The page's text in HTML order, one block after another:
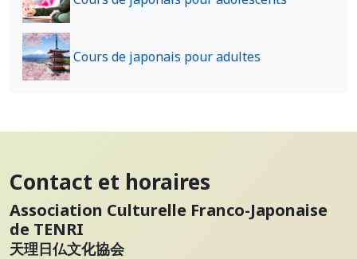
Cours de japonais pour adultes
Contact et horaires
Association Culturelle Franco-Japonaise
de TENRI
天理日仏文化協会